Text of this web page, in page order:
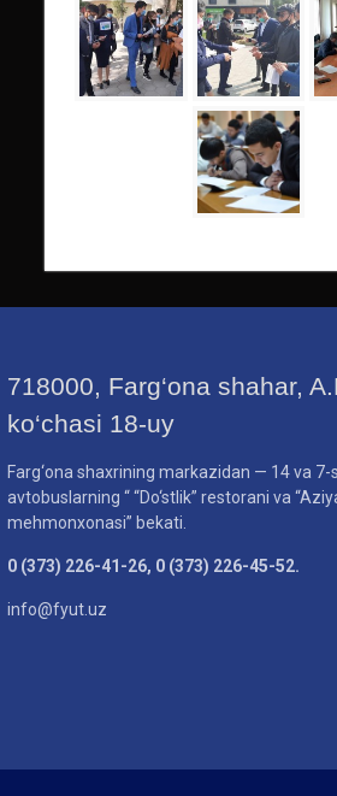
718000, Farg‘ona shahar,
ko‘chasi 18-uy
Farg‘ona shaxrining markazidan — 14 va 7-
avtobuslarning “ “Do‘stlik” restorani va
mehmonxonasi” bekati.
0 (373) 226-41-26, 0 (373) 226-45-52.
info@fyut.uz